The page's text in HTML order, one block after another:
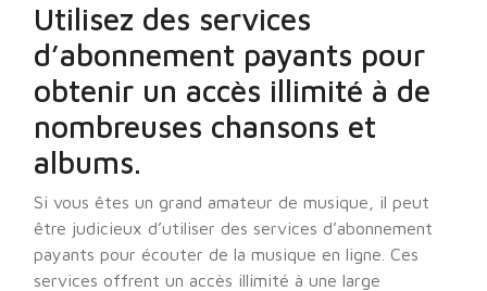
Utilisez des services
d’abonnement payants pour
obtenir un accès illimité à de
nombreuses chansons et
albums.
Si vous êtes un grand amateur de musique, il peut
être judicieux d’utiliser des services d’abonnement
payants pour écouter de la musique en ligne. Ces
services offrent un accès illimité à une large